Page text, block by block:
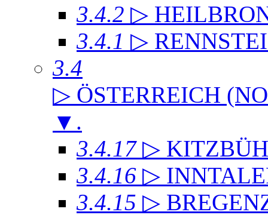
3.4.2 ▷
3.4.1 ▷
3.4
▷ ÖSTERREICH
▼ .
3.4.17 ▷
3.4.16 ▷
3.4.15 ▷